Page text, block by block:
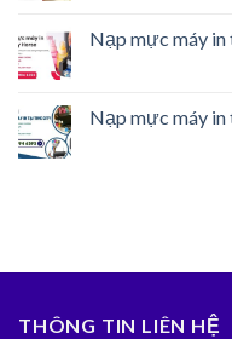
Nạp mực máy
Nạp mực máy
THÔNG TIN LIÊN HỆ